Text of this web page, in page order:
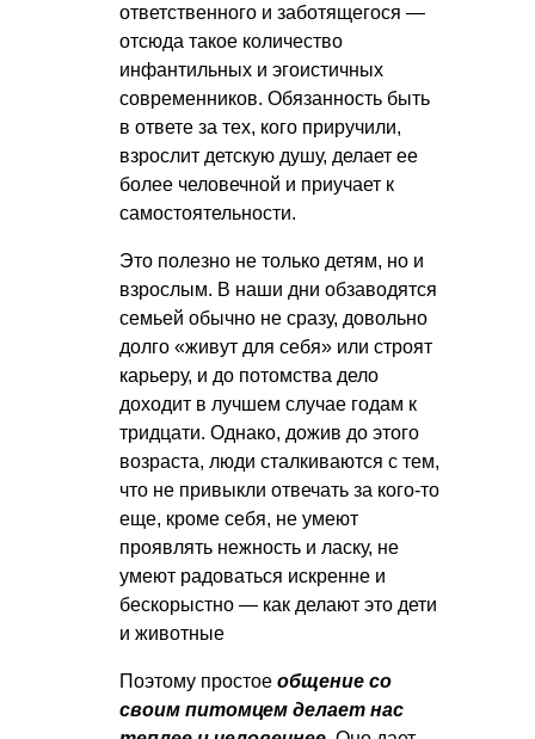
ответственного и заботящегося —
отсюда такое количество
инфантильных и эгоистичных
современников. Обязанность быть
в ответе за тех, кого приручили,
взрослит детскую душу, делает ее
более человечной и приучает к
самостоятельности.
Это полезно не только детям, но и
взрослым. В наши дни обзаводятся
семьей обычно не сразу, довольно
долго «живут для себя» или строят
карьеру, и до потомства дело
доходит в лучшем случае годам к
тридцати. Однако, дожив до этого
возраста, люди сталкиваются с тем,
что не привыкли отвечать за кого-то
еще, кроме себя, не умеют
проявлять нежность и ласку, не
умеют радоваться искренне и
бескорыстно — как делают это дети
и животные
Поэтому простое общение со
своим питомцем делает нас